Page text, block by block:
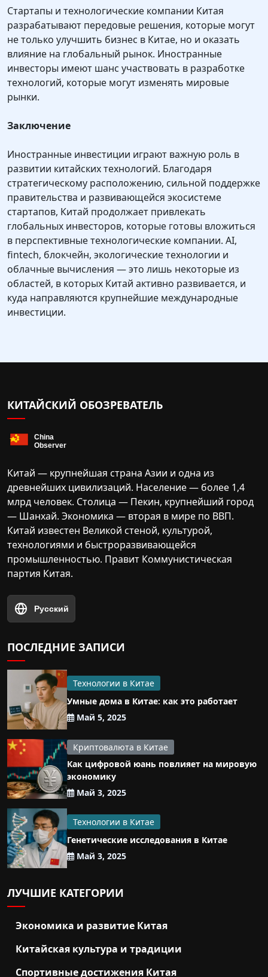
Стартапы и технологические компании Китая
разрабатывают передовые решения, которые могут
не только улучшить бизнес в Китае, но и оказать
влияние на глобальный рынок. Иностранные
инвесторы имеют шанс участвовать в разработке
технологий, которые могут изменять мировые
рынки.
Заключение
Иностранные инвестиции играют важную роль в
развитии китайских технологий. Благодаря
стратегическому расположению, сильной поддержке
правительства и развивающейся экосистеме
стартапов, Китай продолжает привлекать
глобальных инвесторов, которые готовы вложиться
в перспективные технологические компании. AI,
fintech, блокчейн, экологические технологии и
облачные вычисления — это лишь некоторые из
областей, в которых Китай активно развивается, и
куда направляются крупнейшие международные
инвестиции.
КИТАЙСКИЙ ОБОЗРЕВАТЕЛЬ
Китай — крупнейшая страна Азии и одна из
древнейших цивилизаций. Население — более 1,4
млрд человек. Столица — Пекин, крупнейший город
— Шанхай. Экономика — вторая в мире по ВВП.
Китай известен Великой стеной, культурой,
технологиями и быстроразвивающейся
промышленностью. Правит Коммунистическая
партия Китая.
Русский
ПОСЛЕДНИЕ ЗАПИСИ
Технологии в Китае
Умные дома в Китае: как это работает
Май 5, 2025
Криптовалюта в Китае
Как цифровой юань повлияет на мировую
экономику
Май 3, 2025
Технологии в Китае
Генетические исследования в Китае
Май 3, 2025
ЛУЧШИЕ КАТЕГОРИИ
Экономика и развитие Китая
Китайская культура и традиции
Спортивные достижения Китая